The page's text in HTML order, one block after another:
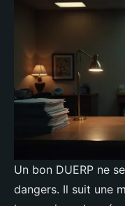
Un bon DUERP ne
dangers. Il suit une